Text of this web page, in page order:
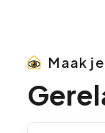
Maak